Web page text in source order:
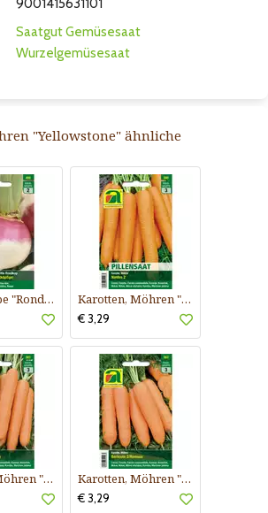
9001415631101
SaatgutGemüsesaat
Wurzelgemüsesaat
"Yellowstone" ähnliche
Stoppelrübe "Ronde Witte Roodkop" Karotten, Möhren "Nantes 2"
€ 3,29
Karotten, Möhren "Nantes 2 (Topfix)" Karotten, Möhren "Berlicum 2 (Romosa)"
€ 3,29